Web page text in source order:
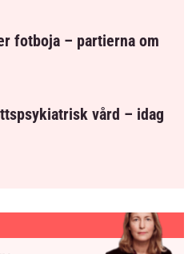
fotboja – partierna om
vård – idag